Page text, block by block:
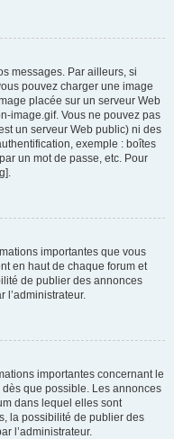
messages. Par ailleurs, si
pouvez charger une image
placée sur un serveur Web
image.gif. Vous ne pouvez pas
un serveur Web public) ni des
exemple : boîtes
un mot de passe, etc. Pour
importantes que vous
en haut de chaque forum et
de publier des annonces
l’administrateur.
importantes concernant le
que possible. Les annonces
dans lequel elles sont
la possibilité de publier des
l’administrateur.